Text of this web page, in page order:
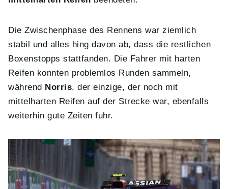
Die Zwischenphase des Rennens war ziemlich
stabil und alles hing davon ab, dass die restlichen
Boxenstopps stattfanden. Die Fahrer mit harten
Reifen konnten problemlos Runden sammeln,
während Norris, der einzige, der noch mit
mittelharten Reifen auf der Strecke war, ebenfalls
weiterhin gute Zeiten fuhr.